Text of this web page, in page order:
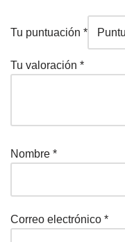
Tu puntuación *
Tu valoración *
Nombre *
Correo electrónico *